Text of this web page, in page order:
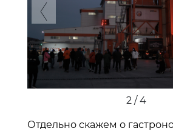
Previous
2 / 4
Отдельно скажем о